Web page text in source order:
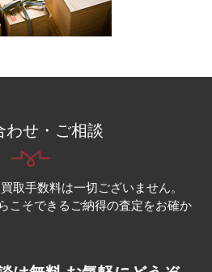
わせ・ご相談
取手数料は一切ございません。
こそできるご納得の査定をお確か